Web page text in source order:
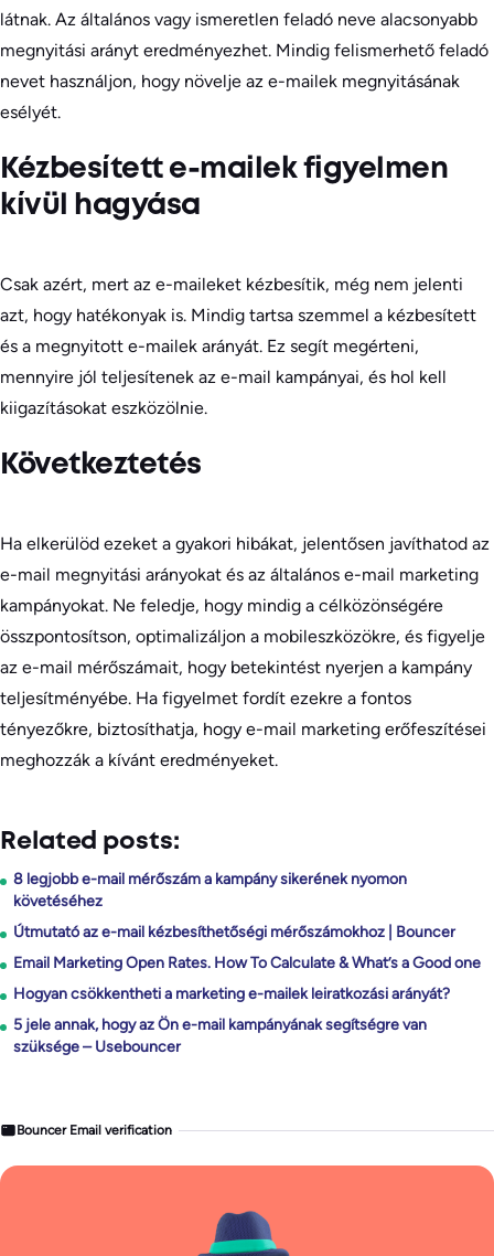
látnak. Az általános vagy ismeretlen feladó neve alacsonyabb
megnyitási arányt eredményezhet. Mindig felismerhető feladó
nevet használjon, hogy növelje az e-mailek megnyitásának
esélyét.
Kézbesített e-mailek figyelmen
kívül hagyása
Csak azért, mert az e-maileket kézbesítik, még nem jelenti
azt, hogy hatékonyak is. Mindig tartsa szemmel a kézbesített
és a megnyitott e-mailek arányát. Ez segít megérteni,
mennyire jól teljesítenek az e-mail kampányai, és hol kell
kiigazításokat eszközölnie.
Következtetés
Ha elkerülöd ezeket a gyakori hibákat, jelentősen javíthatod az
e-mail megnyitási arányokat és az általános e-mail marketing
kampányokat. Ne feledje, hogy mindig a célközönségére
összpontosítson, optimalizáljon a mobileszközökre, és figyelje
az e-mail mérőszámait, hogy betekintést nyerjen a kampány
teljesítményébe. Ha figyelmet fordít ezekre a fontos
tényezőkre, biztosíthatja, hogy e-mail marketing erőfeszítései
meghozzák a kívánt eredményeket.
Related posts:
8 legjobb e-mail mérőszám a kampány sikerének nyomon
követéséhez
Útmutató az e-mail kézbesíthetőségi mérőszámokhoz | Bouncer
Email Marketing Open Rates. How To Calculate & What’s a Good one
Hogyan csökkentheti a marketing e-mailek leiratkozási arányát?
5 jele annak, hogy az Ön e-mail kampányának segítségre van
szüksége – Usebouncer
Bouncer Email verification